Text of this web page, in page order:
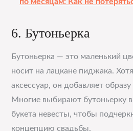
6. Бутоньерка
Бутоньерка — это маленький
носит на лацкане пиджака.
аксессуар, он добавляет
Многие выбирают бутоньерку
букета невесты, чтобы
концепцию свадьбы.